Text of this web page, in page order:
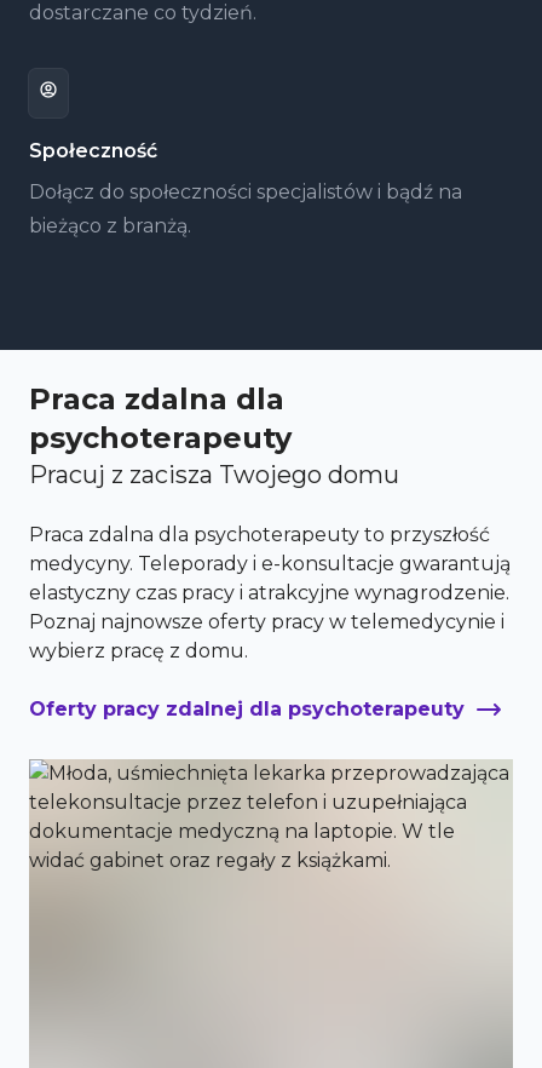
dostarczane co tydzień.
Społeczność
Dołącz do społeczności specjalistów i bądź na
bieżąco z branżą.
Praca zdalna dla
psychoterapeuty
Pracuj z zacisza Twojego domu
Praca zdalna dla psychoterapeuty to przyszłość
medycyny. Teleporady i e-konsultacje gwarantują
elastyczny czas pracy i atrakcyjne wynagrodzenie.
Poznaj najnowsze oferty pracy w telemedycynie i
wybierz pracę z domu.
Oferty pracy zdalnej dla psychoterapeuty